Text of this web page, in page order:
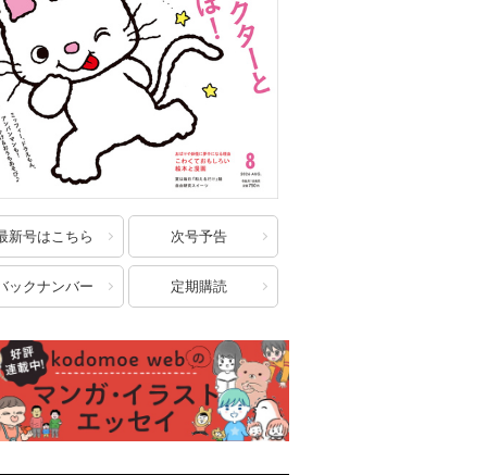
新号はこちら 次号予告
ックナンバー 定期購読